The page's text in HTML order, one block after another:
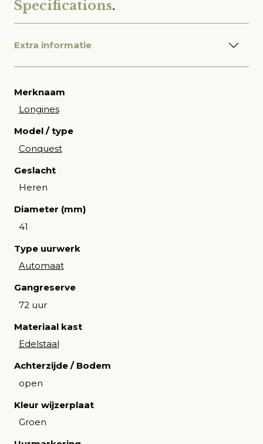
Specifications.
Extra informatie
Merknaam
Longines
Model / type
Conquest
Geslacht
Heren
Diameter (mm)
41
Type uurwerk
Automaat
Gangreserve
72 uur
Materiaal kast
Edelstaal
Achterzijde / Bodem
open
Kleur wijzerplaat
Groen